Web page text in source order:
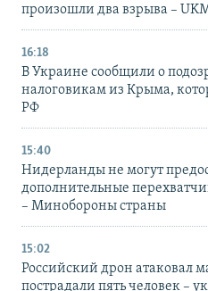
произошли два взрыва –
16:18
В Украине сообщили о
налоговикам из Крыма,
РФ
15:40
Нидерланды не могут
дополнительные
– Минобороны страны
15:02
Российский дрон атаковал
пострадали пять человек –